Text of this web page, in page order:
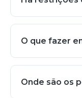
O que fazer
Onde são os